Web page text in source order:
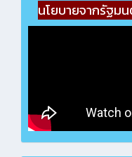
นโยบายจากรัฐม